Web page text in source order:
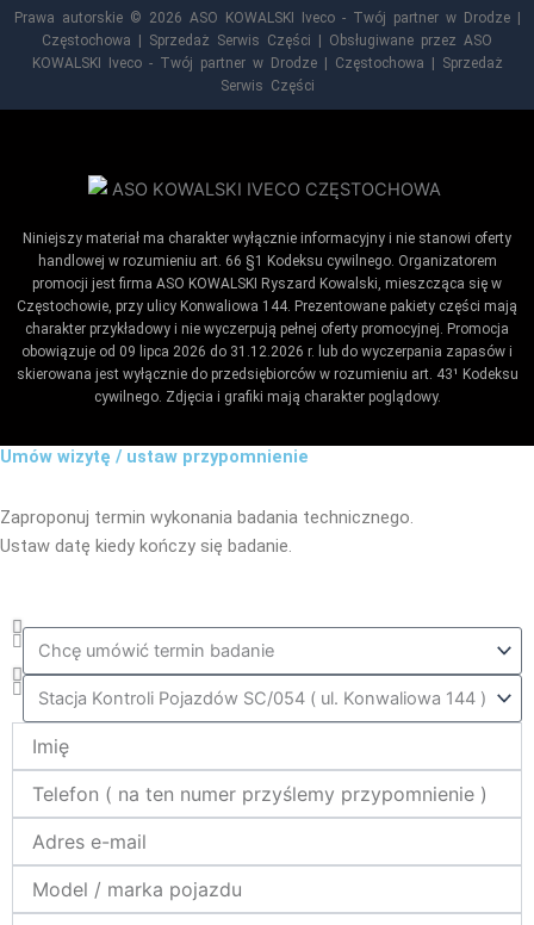
Prawa autorskie © 2026 ASO KOWALSKI Iveco - Twój partner w Drodze |
Częstochowa | Sprzedaż Serwis Części | Obsługiwane przez ASO
KOWALSKI Iveco - Twój partner w Drodze | Częstochowa | Sprzedaż
Serwis Części
Niniejszy materiał ma charakter wyłącznie informacyjny i nie stanowi oferty
handlowej w rozumieniu art. 66 §1 Kodeksu cywilnego. Organizatorem
promocji jest firma ASO KOWALSKI Ryszard Kowalski, mieszcząca się w
Częstochowie, przy ulicy Konwaliowa 144. Prezentowane pakiety części mają
charakter przykładowy i nie wyczerpują pełnej oferty promocyjnej. Promocja
obowiązuje od 09 lipca 2026 do 31.12.2026 r. lub do wyczerpania zapasów i
skierowana jest wyłącznie do przedsiębiorców w rozumieniu art. 43¹ Kodeksu
cywilnego. Zdjęcia i grafiki mają charakter poglądowy.
Umów wizytę / ustaw przypomnienie
Zaproponuj termin wykonania badania technicznego.
Ustaw datę kiedy kończy się badanie.
Co_zrobic
ktora_stacja
mail